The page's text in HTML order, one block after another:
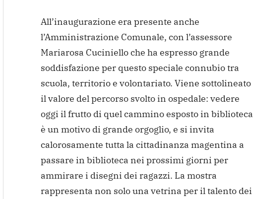
All’inaugurazione era presente anche
l’Amministrazione Comunale, con l’assessore
Mariarosa Cuciniello che ha espresso grande
soddisfazione per questo speciale connubio tra
scuola, territorio e volontariato. Viene sottolineato
il valore del percorso svolto in ospedale: vedere
oggi il frutto di quel cammino esposto in biblioteca
è un motivo di grande orgoglio, e si invita
calorosamente tutta la cittadinanza magentina a
passare in biblioteca nei prossimi giorni per
ammirare i disegni dei ragazzi. La mostra
rappresenta non solo una vetrina per il talento dei